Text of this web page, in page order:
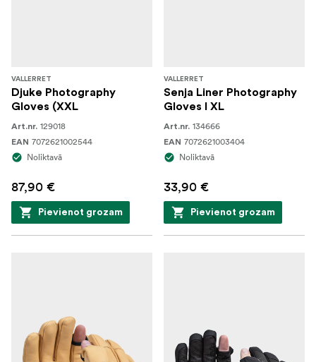
VALLERRET
Djuke Photography
Gloves (XXL
Art.nr. 129018
EAN 7072621002544
Noliktavā
87,90 €
Pievienot grozam
VALLERRET
Senja Liner Photography
Gloves I XL
Art.nr. 134666
EAN 7072621003404
Noliktavā
33,90 €
Pievienot grozam